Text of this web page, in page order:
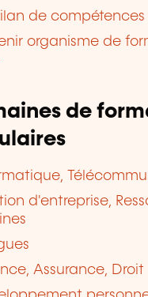
de compétences
organisme de
de
d'entreprise,
Assurance, Droit